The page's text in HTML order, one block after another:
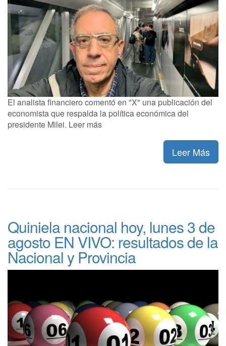
El analista financiero comentó en "X" una publicación del
economista que respalda la política económica del
presidente Milei. Leer más
Leer Más
Quiniela nacional hoy, lunes 3 de
agosto EN VIVO: resultados de la
Nacional y Provincia